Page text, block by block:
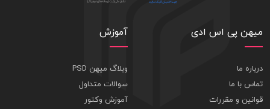
میهن پی اس ادی
درباره ما
تماس با ما
قوانین و مقررات
آموزش
وبلاگ میهن PSD
سوالات متداول
آموزش وکتور